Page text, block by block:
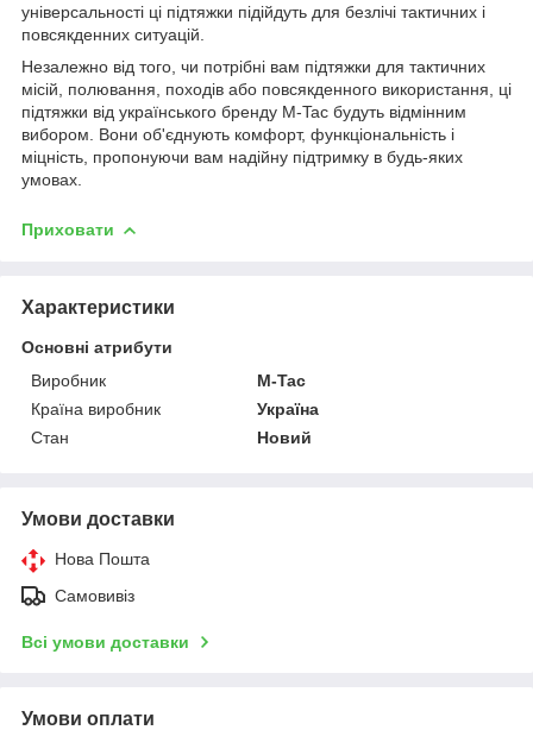
універсальності ці підтяжки підійдуть для безлічі тактичних і
повсякденних ситуацій.
Незалежно від того, чи потрібні вам підтяжки для тактичних
місій, полювання, походів або повсякденного використання, ці
підтяжки від українського бренду M-Tac будуть відмінним
вибором. Вони об'єднують комфорт, функціональність і
міцність, пропонуючи вам надійну підтримку в будь-яких
умовах.
Приховати
Характеристики
Основні атрибути
Виробник
M-Tac
Країна виробник
Україна
Стан
Новий
Умови доставки
Нова Пошта
Самовивіз
Всі умови доставки
Умови оплати